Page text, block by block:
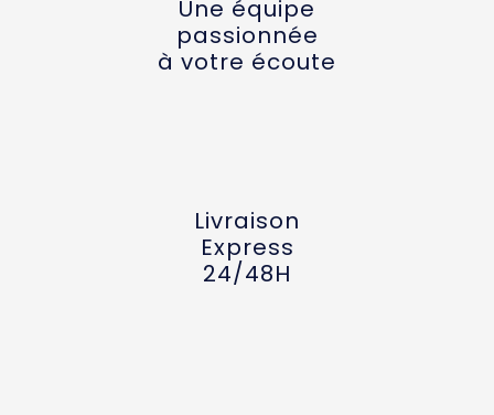
Une équipe
passionnée
à votre écoute
Livraison
Express
24/48H